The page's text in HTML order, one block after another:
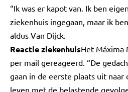
“Ik was er kapot van. Ik ben
ziekenhuis ingegaan, maar ik
aldus Van Dijck.
Reactie ziekenhuisHet Máxima
per mail gereageerd. “De
gaan in de eerste plaats uit
leven met de belastende